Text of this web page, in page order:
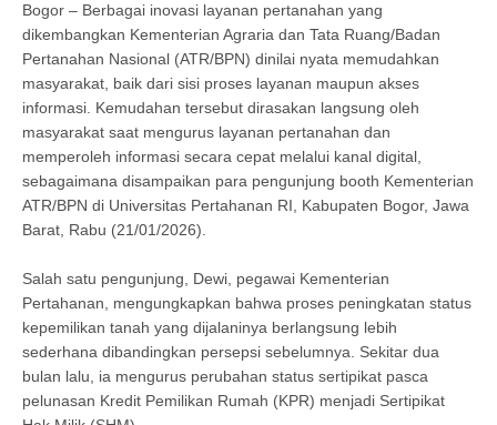
Bogor – Berbagai inovasi layanan pertanahan yang
dikembangkan Kementerian Agraria dan Tata Ruang/Badan
Pertanahan Nasional (ATR/BPN) dinilai nyata memudahkan
masyarakat, baik dari sisi proses layanan maupun akses
informasi. Kemudahan tersebut dirasakan langsung oleh
masyarakat saat mengurus layanan pertanahan dan
memperoleh informasi secara cepat melalui kanal digital,
sebagaimana disampaikan para pengunjung booth Kementerian
ATR/BPN di Universitas Pertahanan RI, Kabupaten Bogor, Jawa
Barat, Rabu (21/01/2026).
Salah satu pengunjung, Dewi, pegawai Kementerian
Pertahanan, mengungkapkan bahwa proses peningkatan status
kepemilikan tanah yang dijalaninya berlangsung lebih
sederhana dibandingkan persepsi sebelumnya. Sekitar dua
bulan lalu, ia mengurus perubahan status sertipikat pasca
pelunasan Kredit Pemilikan Rumah (KPR) menjadi Sertipikat